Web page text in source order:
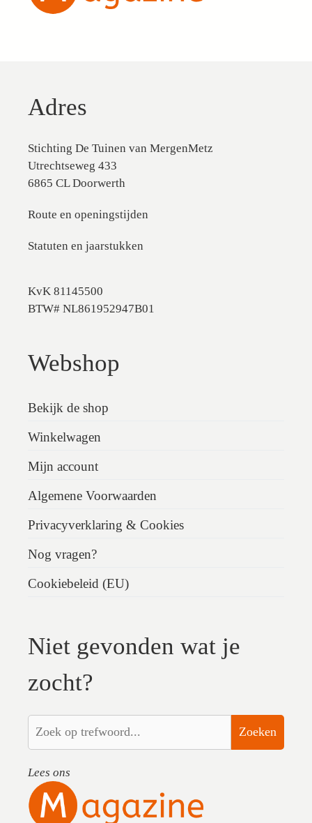
Adres
Stichting De Tuinen van MergenMetz
Utrechtseweg 433
6865 CL Doorwerth
Route en openingstijden
Statuten en jaarstukken
KvK 81145500
BTW# NL861952947B01
Webshop
Bekijk de shop
Winkelwagen
Mijn account
Algemene Voorwaarden
Privacyverklaring & Cookies
Nog vragen?
Cookiebeleid (EU)
Niet gevonden wat je
zocht?
Zoeken
Lees ons